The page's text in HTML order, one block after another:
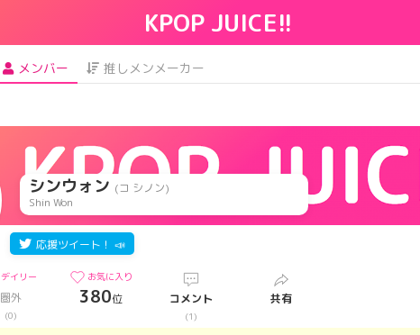
KPOP JUICE!!
メンバー
推しメンメーカー
シンウォン (コ シノン)
Shin Won
応援ツイート！ 📣
デイリー
圏外
(0)
お気に入り
380位 コメント
(1)
共有